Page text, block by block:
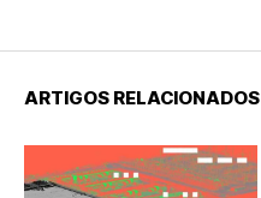
ARTIGOS RELACIONADOS